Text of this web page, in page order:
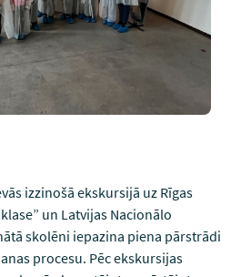
izzinošā ekskursijā uz Rīgas
un Latvijas Nacionālo
skolēni iepazina piena pārstrādi
procesu. Pēc ekskursijas